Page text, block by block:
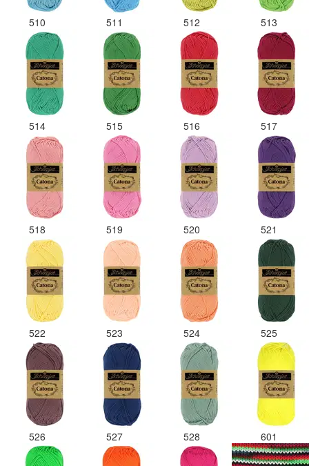
510 511 512 513
514 515 516 517
518 519 520 521
522 523 524 525
526 527 528 601